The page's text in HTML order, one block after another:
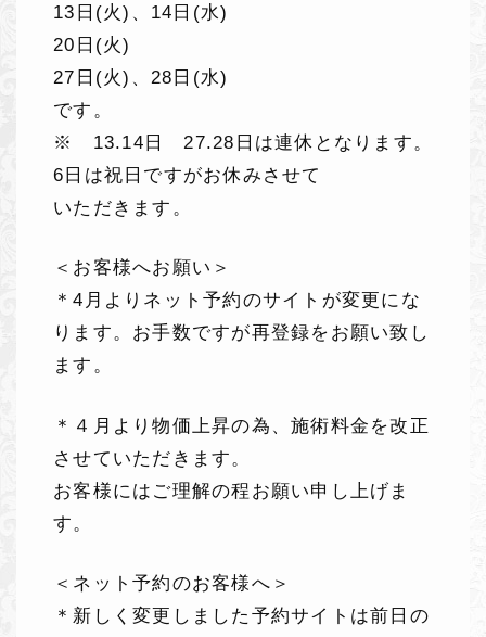
13日(火)、14日(水)
20日(火)
27日(火)、28日(水)
です。
※ 13.14日 27.28日は連休となります。
6日は祝日ですがお休みさせて
いただきます。
＜お客様へお願い＞
＊4月よりネット予約のサイトが変更にな
ります。お手数ですが再登録をお願い致し
ます。
＊４月より物価上昇の為、施術料金を改正
させていただきます。
お客様にはご理解の程お願い申し上げま
す。
＜ネット予約のお客様へ＞
＊新しく変更しました予約サイトは前日の